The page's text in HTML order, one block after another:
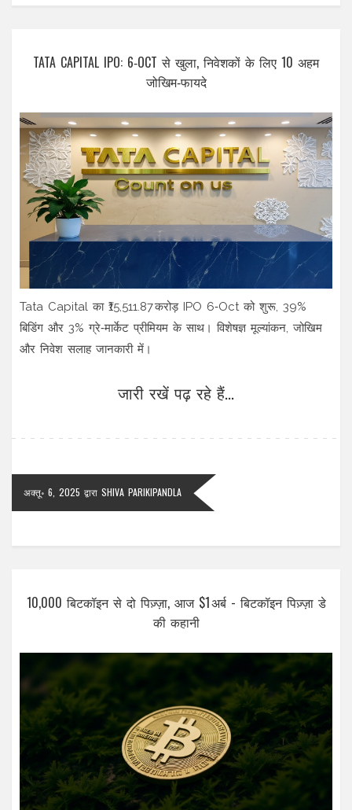
TATA CAPITAL IPO: 6‑OCT से खुला, निवेशकों के लिए 10 अहम
जोखिम‑फायदे
Tata Capital का ₹15,511.87 करोड़ IPO 6‑Oct को शुरू, 39%
बिडिंग और 3% ग्रे‑मार्केट प्रीमियम के साथ। विशेषज्ञ मूल्यांकन, जोखिम
और निवेश सलाह जानकारी में।
जारी रखें पढ़ रहे हैं...
अक्तू॰ 6, 2025 द्वारा SHIVA PARIKIPANDLA
10,000 बिटकॉइन से दो पिज़्ज़ा, आज $1 अर्ब - बिटकॉइन पिज़्ज़ा डे
की कहानी